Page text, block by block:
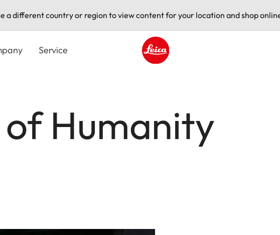
a different country or region to view content for your location and shop
Service
of Humanity